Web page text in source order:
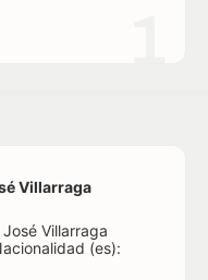
Villarraga
Villarraga
(es):